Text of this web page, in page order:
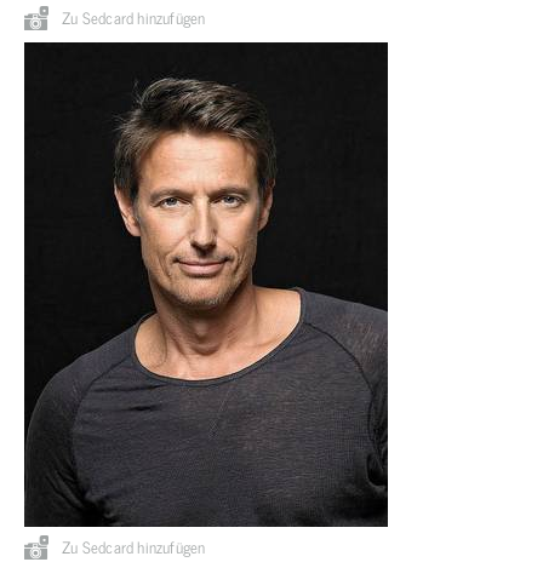
Zu Sedcard hinzufügen
Zu Sedcard hinzufügen